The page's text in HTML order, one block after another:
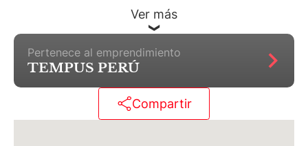
Martillero Maximiliano Miguel D'Aria
Matrícula CMCPSI N° 6886
Ver más
Pertenece al emprendimiento
TEMPUS PERÚ
Compartir